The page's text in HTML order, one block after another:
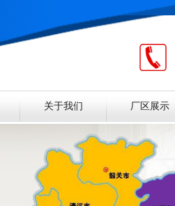
关于我们 厂区展示